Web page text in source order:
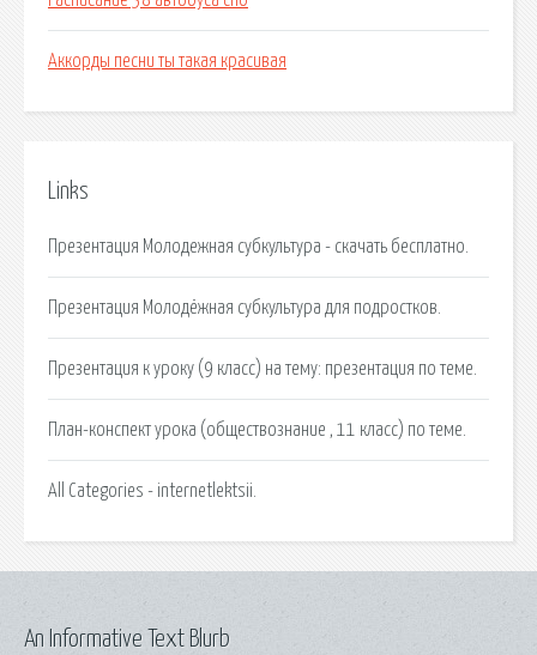
Аккорды песни ты такая красивая
Links
Презентация Молодежная субкультура - скачать бесплатно.
Презентация Молодёжная субкультура для подростков.
Презентация к уроку (9 класс) на тему: презентация по теме.
План-конспект урока (обществознание , 11 класс) по теме.
All Categories - internetlektsii.
An Informative Text Blurb